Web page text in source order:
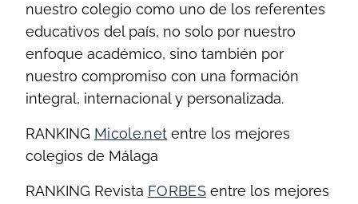
nuestro colegio como uno de los referentes
educativos del país, no solo por nuestro
enfoque académico, sino también por
nuestro compromiso con una formación
integral, internacional y personalizada.
RANKING Micole.net entre los mejores
colegios de Málaga
RANKING Revista FORBESentre los mejores